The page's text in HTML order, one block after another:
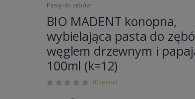
Pasty do zębów
BIO MADENT konopna,
wybielająca pasta do
węglem drzewnym i
100ml (k=12)
(0 opinii)